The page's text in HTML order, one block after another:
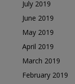
July 2019
June 2019
May 2019
April 2019
March 2019
February 2019